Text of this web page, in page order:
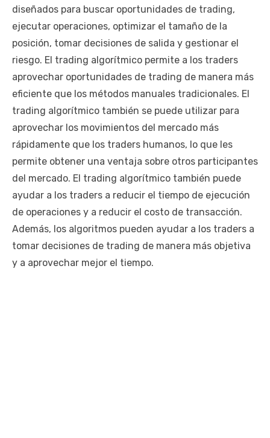
diseñados para buscar oportunidades de trading,
ejecutar operaciones, optimizar el tamaño de la
posición, tomar decisiones de salida y gestionar el
riesgo. El trading algorítmico permite a los traders
aprovechar oportunidades de trading de manera más
eficiente que los métodos manuales tradicionales. El
trading algorítmico también se puede utilizar para
aprovechar los movimientos del mercado más
rápidamente que los traders humanos, lo que les
permite obtener una ventaja sobre otros participantes
del mercado. El trading algorítmico también puede
ayudar a los traders a reducir el tiempo de ejecución
de operaciones y a reducir el costo de transacción.
Además, los algoritmos pueden ayudar a los traders a
tomar decisiones de trading de manera más objetiva
y a aprovechar mejor el tiempo.